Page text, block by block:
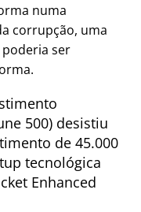
numa
corrupção, uma
ser
500) desistiu
de 45.000
tecnológica
Enhanced